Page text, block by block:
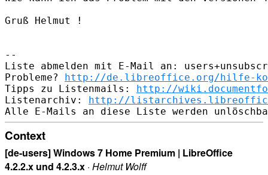
Gruß Helmut !
--
Liste abmelden mit E-Mail an:
Probleme? http://de.libreoffice.org/hilfe-
Tipps zu Listenmails: http://
Listenarchiv: http://
Context
[de-users] Windows 7 Home Premium | LibreOffice
4.2.2.x und 4.2.3.x · Helmut Wolff